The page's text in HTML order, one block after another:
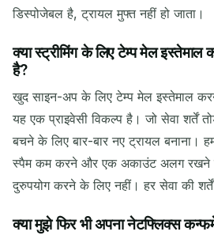
डिस्पोजेबल है, ट्रायल मुफ्त नहीं हो जाता।
क्या स्ट्रीमिंग के लिए टेम्प मेल इस्तेमाल
है?
खुद साइन-अप के लिए टेम्प मेल इस्तेमाल
यह एक प्राइवेसी विकल्प है। जो सेवा शर्तें
बचने के लिए बार-बार नए ट्रायल बनाना।
स्पैम कम करने और एक अकाउंट अलग रखने
दुरुपयोग करने के लिए नहीं। हर सेवा की
क्या मुझे फिर भी अपना नेटफ्लिक्स